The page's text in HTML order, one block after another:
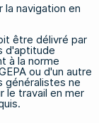
navigation en
être délivré par
d'aptitude
à la norme
ou d'un autre
généralistes ne
le travail en mer